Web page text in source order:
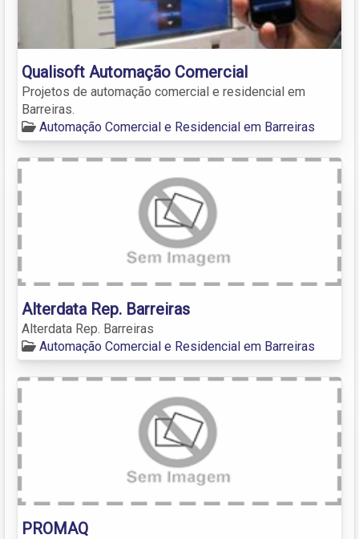
Qualisoft Automação Comercial
Projetos de automação comercial e residencial em
Barreiras.
Automação Comercial e Residencial em Barreiras
Alterdata Rep. Barreiras
Alterdata Rep. Barreiras
Automação Comercial e Residencial em Barreiras
PROMAQ